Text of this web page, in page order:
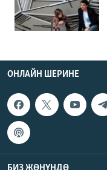
ОНЛАЙН ШЕРИНЕ